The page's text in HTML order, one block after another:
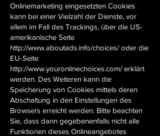
Onlinemarketing eingesetzten Cookies
kann bei einer Vielzahl der Dienste, vor
allem im Fall des Trackings, über die US-
amerikanische Seite
http://www.aboutads.info/choices/ oder die
EU-Seite
http://www.youronlinechoices.com/ erklärt
werden. Des Weiteren kann die
Speicherung von Cookies mittels deren
Abschaltung in den Einstellungen des
Browsers erreicht werden. Bitte beachten
Sie, dass dann gegebenenfalls nicht alle
Funktionen dieses Onlineangebotes